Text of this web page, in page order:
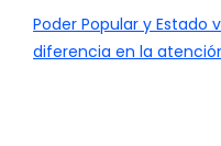
Poder Popular y Estado
diferencia en la